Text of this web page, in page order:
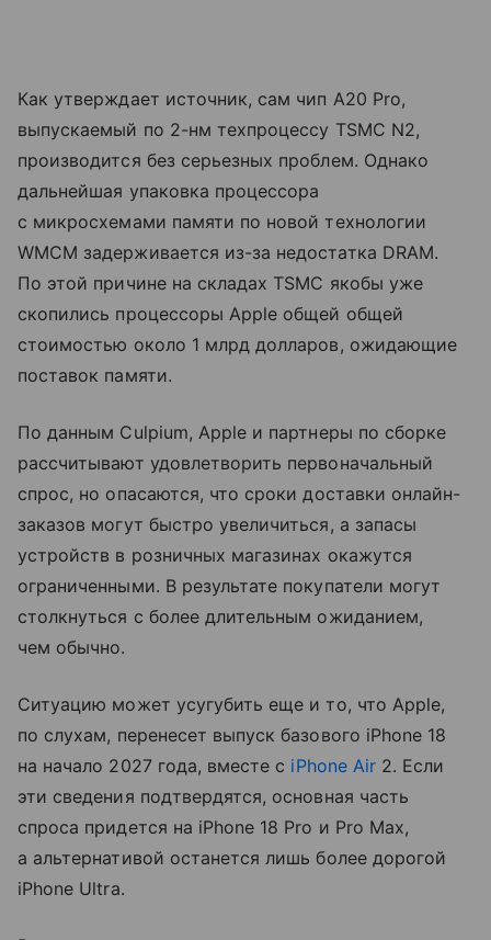
Как утверждает источник, сам чип A20 Pro,
выпускаемый по 2-нм техпроцессу TSMC N2,
производится без серьезных проблем. Однако
дальнейшая упаковка процессора
с микросхемами памяти по новой технологии
WMCM задерживается из-за недостатка DRAM.
По этой причине на складах TSMC якобы уже
скопились процессоры Apple общей общей
стоимостью около 1 млрд долларов, ожидающие
поставок памяти.
По данным Culpium, Apple и партнеры по сборке
рассчитывают удовлетворить первоначальный
спрос, но опасаются, что сроки доставки онлайн-
заказов могут быстро увеличиться, а запасы
устройств в розничных магазинах окажутся
ограниченными. В результате покупатели могут
столкнуться с более длительным ожиданием,
чем обычно.
Ситуацию может усугубить еще и то, что Apple,
по слухам, перенесет выпуск базового iPhone 18
на начало 2027 года, вместе с iPhone Air2. Если
эти сведения подтвердятся, основная часть
спроса придется на iPhone 18 Pro и Pro Max,
а альтернативой останется лишь более дорогой
iPhone Ultra.